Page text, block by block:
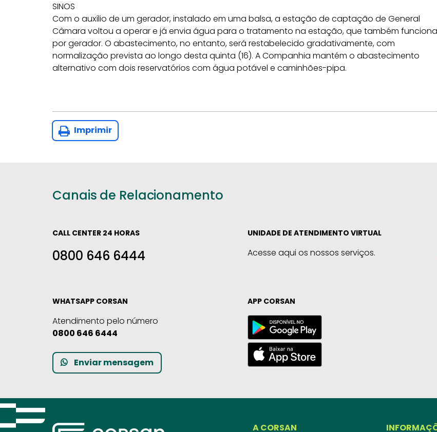
SINOS
Com o auxílio de um gerador, instalado em uma balsa, a estação de captação de General
Câmara voltou a operar e já envia água para o tratamento na estação, que também funciona
por gerador. O abastecimento, no entanto, será restabelecido gradativamente, com
normalização prevista ao longo desta quinta (16). A Companhia mantém o abastecimento
alternativo com dois reservatórios com água potável e caminhões-pipa.
Imprimir
Canais de Relacionamento
CALL CENTER 24 HORAS
0800 646 6444
UNIDADE DE ATENDIMENTO VIRTUAL
Acesse aqui os nossos serviços.
WHATSAPP CORSAN
Atendimento pelo número
0800 646 6444
Enviar mensagem
APP CORSAN
A CORSAN